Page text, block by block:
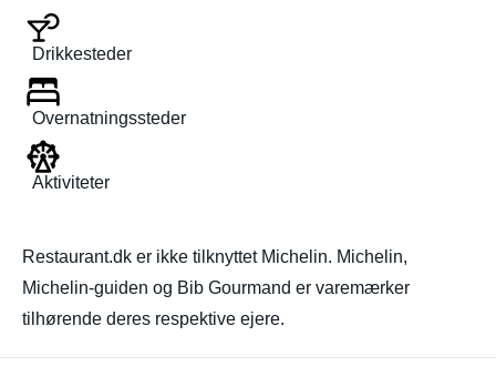
Drikkesteder
Overnatningssteder
Aktiviteter
Restaurant.dk er ikke tilknyttet Michelin. Michelin,
Michelin-guiden og Bib Gourmand er varemærker
tilhørende deres respektive ejere.